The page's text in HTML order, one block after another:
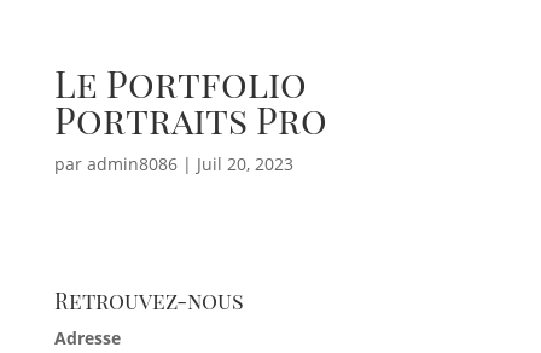
Le Portfolio
Portraits Pro
par admin8086| Juil 20, 2023
Retrouvez-nous
Adresse